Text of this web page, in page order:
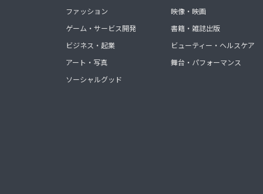
ファッション
ゲーム・サービス開発
ビジネス・起業
アート・写真
ソーシャルグッド
映像・映画
書籍・雑誌出版
ビューティー・ヘルスケア
舞台・パフォーマンス